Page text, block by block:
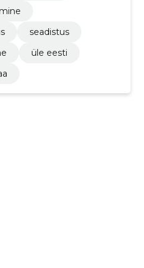
seadistus
üle eesti